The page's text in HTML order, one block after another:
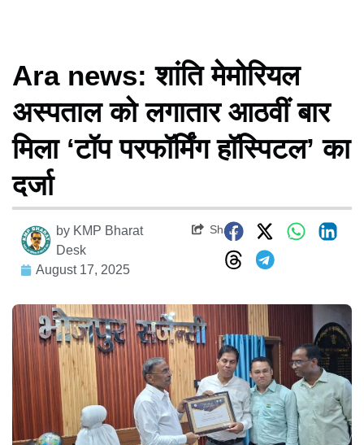
Ara news: शांति मेमोरियल
अस्पताल को लगातार आठवीं बार
मिला ‘टॉप परफॉर्मिंग हॉस्पिटल’ का
दर्जा
by KMP Bharat
Desk
August 17, 2025
Share